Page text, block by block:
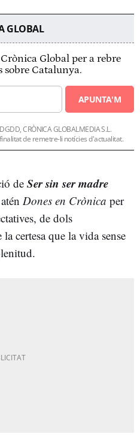
GLOBAL
Global per a rebre
sobre Catalunya.
APUNTA'M
CRÒNICA GLOBALMEDIA S.L.
de remetre-li notícies d'actualitat.
deSer sin ser madre
atén Dones en Crònica per
de dols
certesa que la vida sense